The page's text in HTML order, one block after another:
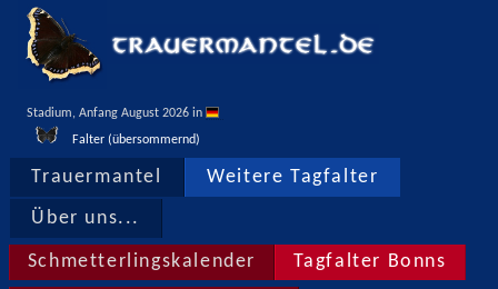
Stadium, Anfang August 2026 in
Falter (übersommernd)
Trauermantel Weitere Tagfalter
Über uns...
Schmetterlingskalender Tagfalter Bonns